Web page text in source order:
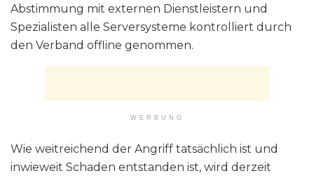
Abstimmung mit externen Dienstleistern und
Spezialisten alle Serversysteme kontrolliert durch
den Verband offline genommen.
WERBUNG
Wie weitreichend der Angriff tatsächlich ist und
inwieweit Schaden entstanden ist, wird derzeit